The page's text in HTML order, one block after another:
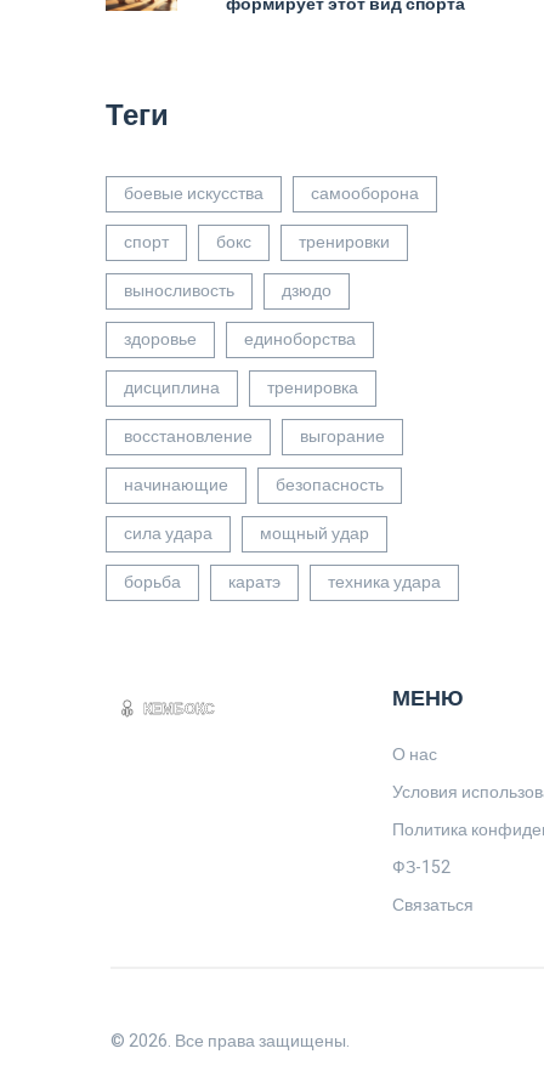
Теги
боевые искусства
самооборона
спорт
бокс
тренировки
выносливость
дзюдо
здоровье
единоборства
дисциплина
тренировка
восстановление
выгорание
начинающие
безопасность
сила удара
мощный удар
борьба
каратэ техника удара
МЕНЮ
О нас
Условия
Политика
ФЗ-152
Связаться
© 2026. Все права защищены.